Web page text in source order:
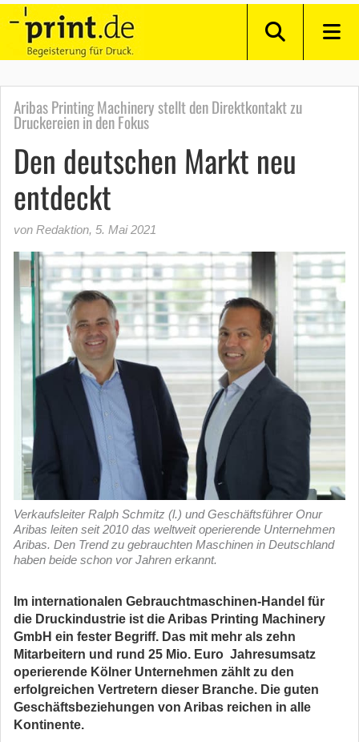
Aribas Printing Machinery stellt den Direktkontakt zu
Druckereien in den Fokus
Den deutschen Markt neu
entdeckt
von Redaktion, 5. Mai 2021
Verkaufsleiter Ralph Schmitz (l.) und Geschäftsführer Onur
Aribas leiten seit 2010 das weltweit operierende Unternehmen
Aribas. Den Trend zu gebrauchten Maschinen in Deutschland
haben beide schon vor Jahren erkannt.
Im internationalen Gebrauchtmaschinen-Handel für
die Druckindustrie ist die Aribas Printing Machinery
GmbH ein fester Begriff. Das mit mehr als zehn
Mitarbeitern und rund 25 Mio. Euro Jahresumsatz
operierende Kölner Unternehmen zählt zu den
erfolgreichen Vertretern dieser Branche. Die guten
Geschäftsbeziehungen von Aribas reichen in alle
Kontinente.